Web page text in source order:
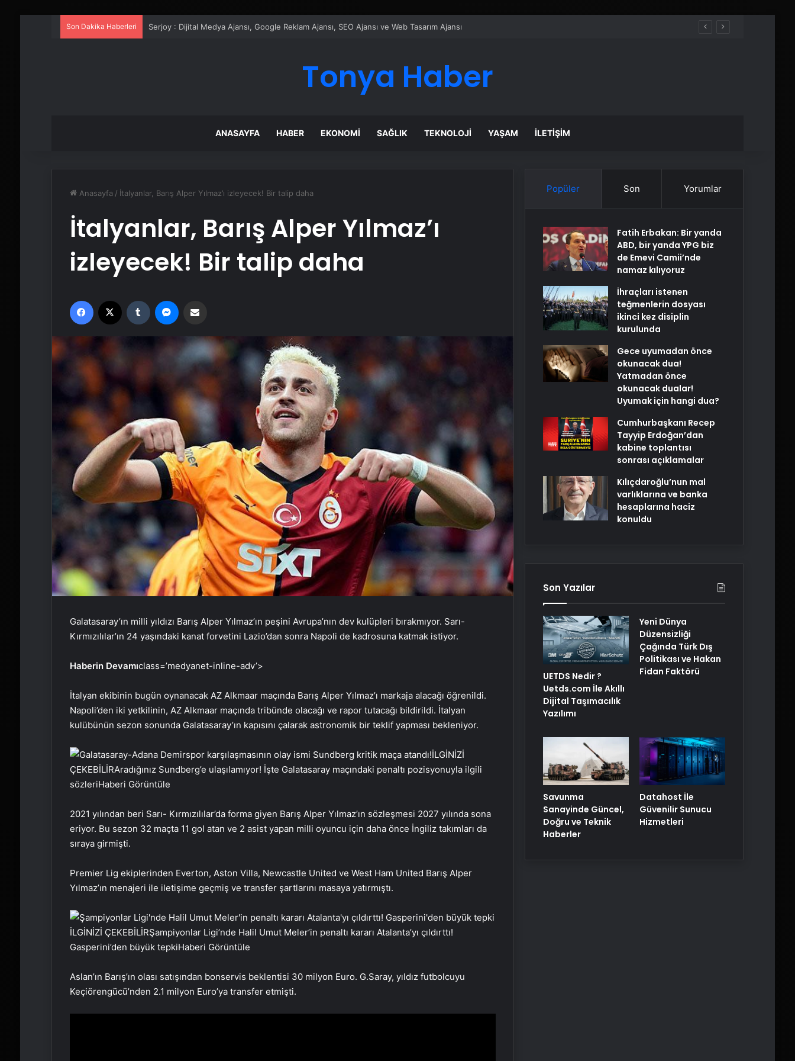
Son Dakika Haberleri UETDS Nedir ? Uetds.com İle Akıllı Dijital Taşımacılık Yazılımı
Tonya Haber
ANASAYFA HABER EKONOMI SAĞLIK TEKNOLOJI YAŞAM İLETIŞIM
Anasayfa / İtalyanlar, Barış Alper Yılmaz’ı izleyecek! Bir talip daha
İtalyanlar, Barış Alper Yılmaz’ı
izleyecek! Bir talip daha
Facebook Tumblr
Galatasaray’ın milli yıldızı Barış Alper Yılmaz’ın peşini Avrupa’nın dev kulüpleri bırakmıyor. Sarı-
Kırmızılılar’ın 24 yaşındaki kanat forvetini Lazio’dan sonra Napoli de kadrosuna katmak istiyor.
Haberin Devamıclass=’medyanet-inline-adv’>
İtalyan ekibinin bugün oynanacak AZ Alkmaar maçında Barış Alper Yılmaz’ı markaja alacağı öğrenildi.
Napoli’den iki yetkilinin, AZ Alkmaar maçında tribünde olacağı ve rapor tutacağı bildirildi. İtalyan
kulübünün sezon sonunda Galatasaray’ın kapısını çalarak astronomik bir teklif yapması bekleniyor.
İLGİNİZİ
ÇEKEBİLİRAradığınız Sundberg’e ulaşılamıyor! İşte Galatasaray maçındaki penaltı pozisyonuyla ilgili
sözleriHaberi Görüntüle
2021 yılından beri Sarı- Kırmızılılar’da forma giyen Barış Alper Yılmaz’ın sözleşmesi 2027 yılında sona
eriyor. Bu sezon 32 maçta 11 gol atan ve 2 asist yapan milli oyuncu için daha önce İngiliz takımları da
sıraya girmişti.
Premier Lig ekiplerinden Everton, Aston Villa, Newcastle United ve West Ham United Barış Alper
Yılmaz’ın menajeri ile iletişime geçmiş ve transfer şartlarını masaya yatırmıştı.
İLGİNİZİ ÇEKEBİLİRŞampiyonlar Ligi’nde Halil Umut Meler’in penaltı kararı Atalanta’yı çıldırttı!
Gasperini’den büyük tepkiHaberi Görüntüle
Aslan’ın Barış’ın olası satışından bonservis beklentisi 30 milyon Euro. G.Saray, yıldız futbolcuyu
Keçiörengücü’nden 2.1 milyon Euro’ya transfer etmişti.
Popüler Son Yorumlar
Fatih Erbakan: Bir yanda
ABD, bir yanda YPG biz
de Emevi Camii’nde
namaz kılıyoruz
İhraçları istenen
teğmenlerin dosyası
ikinci kez disiplin
kurulunda
Gece uyumadan önce
okunacak dua!
Yatmadan önce
okunacak dualar!
Uyumak için hangi dua?
Cumhurbaşkanı Recep
Tayyip Erdoğan’dan
kabine toplantısı
sonrası açıklamalar
Kılıçdaroğlu’nun mal
varlıklarına ve banka
hesaplarına haciz
konuldu
Son Yazılar
UETDS Nedir ?
Uetds.com İle Akıllı
Dijital Taşımacılık
Yazılımı
Yeni Dünya
Düzensizliği
Çağında Türk Dış
Politikası ve Hakan
Fidan Faktörü
Savunma
Sanayinde Güncel,
Doğru ve Teknik
Haberler
Datahost İle
Güvenilir Sunucu
Hizmetleri